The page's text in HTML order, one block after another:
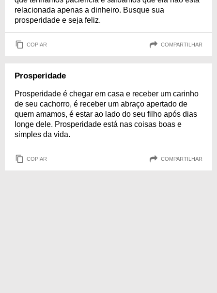
relacionada apenas a dinheiro. Busque sua
prosperidade e seja feliz.
COPIAR COMPARTILHAR
Prosperidade
Prosperidade é chegar em casa e receber um carinho
de seu cachorro, é receber um abraço apertado de
quem amamos, é estar ao lado do seu filho após dias
longe dele. Prosperidade está nas coisas boas e
simples da vida.
COPIAR COMPARTILHAR